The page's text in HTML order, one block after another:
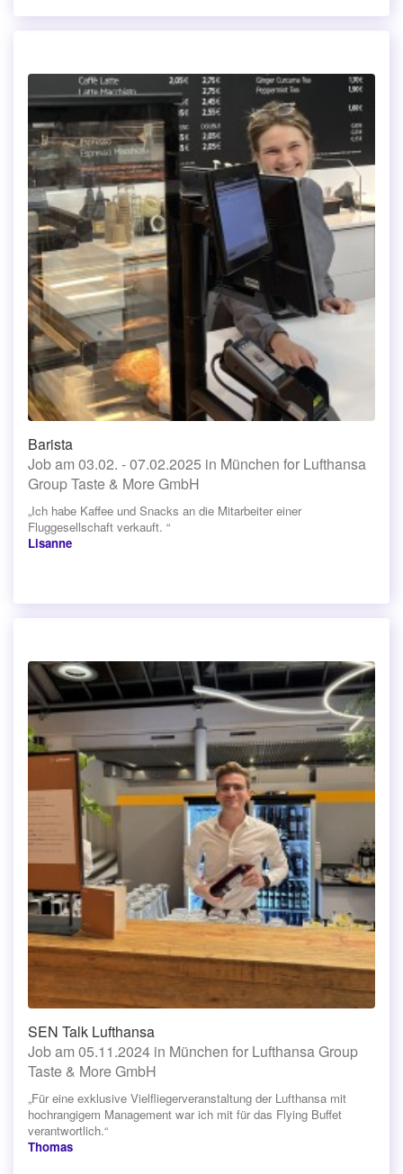
Barista
Job am 03.02. - 07.02.2025 in München for Lufthansa
Group Taste & More GmbH
„Ich habe Kaffee und Snacks an die Mitarbeiter einer
Fluggesellschaft verkauft. “
Lisanne
SEN Talk Lufthansa
Job am 05.11.2024 in München for Lufthansa Group
Taste & More GmbH
„Für eine exklusive Vielfliegerveranstaltung der Lufthansa mit
hochrangigem Management war ich mit für das Flying Buffet
verantwortlich.“
Thomas